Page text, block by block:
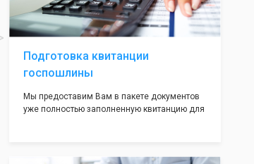
Подготовка квитанции
госпошлины
Мы предоставим Вам в пакете документов
уже полностью заполненную квитанцию для
посредственно в налоговой инспекции при